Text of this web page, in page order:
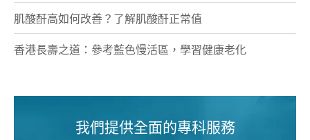
肌酸酐高如何改善？了解肌酸酐正常值
香港長壽之道：參考藍色慢活區，學習健康老化
我們提供全面的專科服務